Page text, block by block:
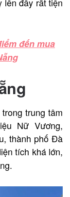
đến mua
trung tâm
Nữ Vương,
thành phố Đà
tích khá lớn,